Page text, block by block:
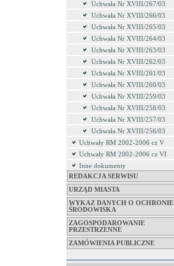
Uchwała Nr XVIII/267/03
Uchwała Nr XVIII/266/03
Uchwała Nr XVIII/265/03
Uchwała Nr XVIII/264/03
Uchwała Nr XVIII/263/03
Uchwała Nr XVIII/262/03
Uchwała Nr XVIII/261/03
Uchwała Nr XVIII/260/03
Uchwała Nr XVIII/259/03
Uchwała Nr XVIII/258/03
Uchwała Nr XVIII/257/03
Uchwała Nr XVIII/256/03
Uchwały RM 2002-2006 cz V
Uchwały RM 2002-2006 cz VI
Inne dokumenty
REDAKCJA SERWISU
URZĄD MIASTA
WYKAZ DANYCH O OCHRONIE
ŚRODOWISKA
ZAGOSPODAROWANIE
PRZESTRZENNE
ZAMÓWIENIA PUBLICZNE